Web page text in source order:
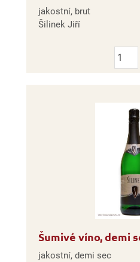
jakostní, brut
Šilinek Jiří
Počet
Šumivé víno, demi
jakostní, demi sec